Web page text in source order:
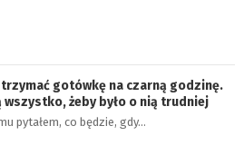
gotówkę na czarną godzinę.
wszystko, żeby było o nią trudniej
pytałem, co będzie, gdy…